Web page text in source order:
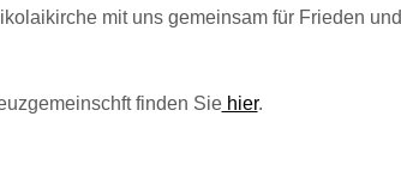
mit uns gemeinsam für Frieden und
finden Siehier.